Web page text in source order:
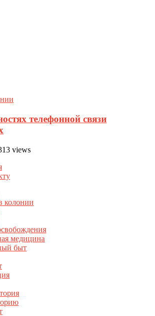
телефонной связи
views
колонии
медицина
быт